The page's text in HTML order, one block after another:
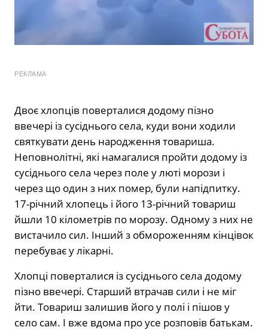
РЕКЛАМА
Двоє хлопців поверталися додому пізно
ввечері із сусіднього села, куди вони ходили
святкувати день народження товариша.
Неповнолітні, які намагалися пройти додому із
сусіднього села через поле у люті морози і
через що один з них помер, були напідпитку.
17-річний хлопець і його 13-річний товариш
йшли 10 кілометрів по морозу. Одному з них не
вистачило сил. Інший з обмороженням кінцівок
перебуває у лікарні.
Хлопці поверталися із сусіднього села додому
пізно ввечері. Старший втрачав сили і не міг
йти. Товариш залишив його у полі і пішов у
село сам. І вже вдома про усе розповів батькам.